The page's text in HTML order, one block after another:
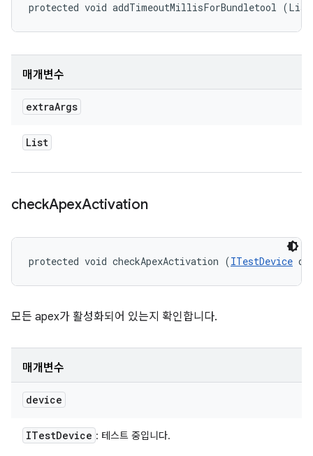
protected void addTimeoutMillisForBundletool
매개변수
extraArgs
List
checkApexActivation
protected void checkApexActivation (ITestDevice
모든 apex가 활성화되어 있는지 확인합니다.
매개변수
device
ITestDevice : 테스트 중입니다.